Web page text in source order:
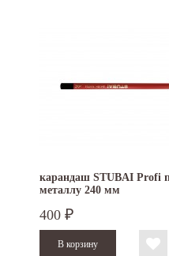
карандаш STUBAI Profi
металлу 240 мм
400 ₽